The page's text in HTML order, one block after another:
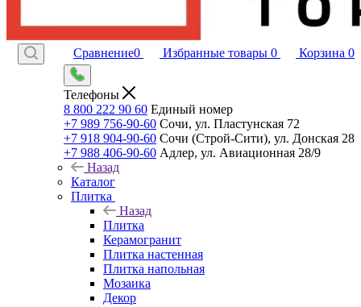
Сравнение0 Избранные товары 0 Корзина 0
Телефоны
8 800 222 90 60 Единый номер
+7 989 756-90-60 Сочи, ул. Пластунская 72
+7 918 904-90-60 Сочи (Строй-Сити), ул. Донская 28
+7 988 406-90-60 Адлер, ул. Авиационная 28/9
Назад
Каталог
Плитка
Назад
Плитка
Керамогранит
Плитка настенная
Плитка напольная
Мозаика
Декор